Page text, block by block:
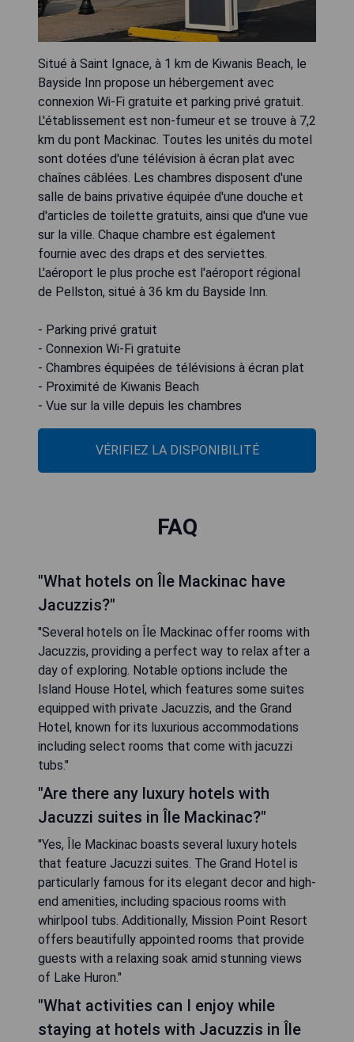
Situé à Saint Ignace, à 1 km de Kiwanis Beach, le
Bayside Inn propose un hébergement avec
connexion Wi-Fi gratuite et parking privé gratuit.
L'établissement est non-fumeur et se trouve à 7,2
km du pont Mackinac. Toutes les unités du motel
sont dotées d'une télévision à écran plat avec
chaînes câblées. Les chambres disposent d'une
salle de bains privative équipée d'une douche et
d'articles de toilette gratuits, ainsi que d'une vue
sur la ville. Chaque chambre est également
fournie avec des draps et des serviettes.
L'aéroport le plus proche est l'aéroport régional
de Pellston, situé à 36 km du Bayside Inn.
- Parking privé gratuit
- Connexion Wi-Fi gratuite
- Chambres équipées de télévisions à écran plat
- Proximité de Kiwanis Beach
- Vue sur la ville depuis les chambres
VÉRIFIEZ LA DISPONIBILITÉ
FAQ
"What hotels on Île Mackinac have
Jacuzzis?"
"Several hotels on Île Mackinac offer rooms with
Jacuzzis, providing a perfect way to relax after a
day of exploring. Notable options include the
Island House Hotel, which features some suites
equipped with private Jacuzzis, and the Grand
Hotel, known for its luxurious accommodations
including select rooms that come with jacuzzi
tubs."
"Are there any luxury hotels with
Jacuzzi suites in Île Mackinac?"
"Yes, Île Mackinac boasts several luxury hotels
that feature Jacuzzi suites. The Grand Hotel is
particularly famous for its elegant decor and high-
end amenities, including spacious rooms with
whirlpool tubs. Additionally, Mission Point Resort
offers beautifully appointed rooms that provide
guests with a relaxing soak amid stunning views
of Lake Huron."
"What activities can I enjoy while
staying at hotels with Jacuzzis in Île